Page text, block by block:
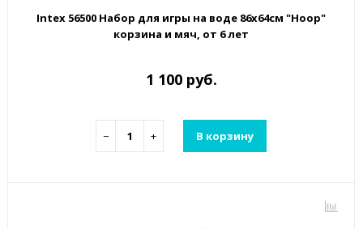
Intex 56500 Набор для игры на воде 86х64см "Hoop"
корзина и мяч, от 6 лет
1 100 руб.
− + В корзину